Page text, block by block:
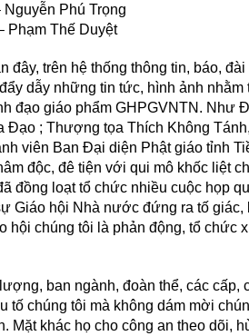
Phú Trọng
Phạm Thế Duyệt
đây, trên hệ thống thông tin, báo,
dẫy những tin tức, hình ảnh
đạo giáo phẩm GHPGVNTN. Như
Đạo ; Thượng tọa Thích Không
viên Ban Đại diện Phật giáo tỉnh
độc, đê tiện với qui mô khốc liệt
đồng loạt tổ chức nhiều cuộc họp
Giáo hội Nhà nước đứng ra tố giác,
hội chúng tôi là phản động, tổ chức
ban ngành, đoàn thể, các cấp,
tố chúng tôi mà không dám mời
Mặt khác họ cho công an theo dõi,